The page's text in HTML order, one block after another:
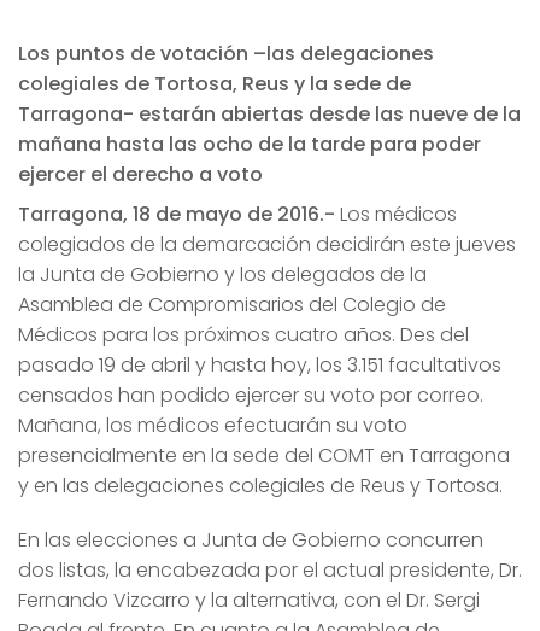
Los puntos de votación –las delegaciones
colegiales de Tortosa, Reus y la sede de
Tarragona-­ estarán abiertas desde las nueve de la
mañana hasta las ocho de la tarde para poder
ejercer el derecho a voto
Tarragona, 18 de mayo de 2016.- Los médicos
colegiados de la demarcación decidirán este jueves
la Junta de Gobierno y los delegados de la
Asamblea de Compromisarios del Colegio de
Médicos para los próximos cuatro años. Des del
pasado 19 de abril y hasta hoy, los 3.151 facultativos
censados han podido ejercer su voto por correo.
Mañana, los médicos efectuarán su voto
presencialmente en la sede del COMT en Tarragona
y en las delegaciones colegiales de Reus y Tortosa.
En las elecciones a Junta de Gobierno concurren
dos listas, la encabezada por el actual presidente, Dr.
Fernando Vizcarro y la alternativa, con el Dr. Sergi